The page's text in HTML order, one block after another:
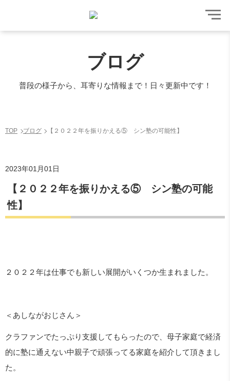
ブログ
普段の様子から、耳寄りな情報まで！日々更新中です！
TOP ブログ 【２０２２年を振りかえる⑤ シン塾の可能性】
2023年01月01日
【２０２２年を振りかえる⑤ シン塾の可能
性】
２０２２年は仕事でも新しい展開がいくつか生まれました。
＜あしながおじさん＞
クラファンでたっぷり支援してもらったので、母子家庭で経済
的に塾に通えない中親子で頑張ってる家庭を紹介して頂きまし
た。